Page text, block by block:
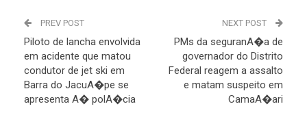
PREV POST
Piloto de lancha envolvida
em acidente que matou
condutor de jet ski em
Barra do JacuA�pe se
apresenta A� polA�cia
NEXT POST
PMs da seguranA�a de
governador do Distrito
Federal reagem a assalto
e matam suspeito em
CamaA�ari